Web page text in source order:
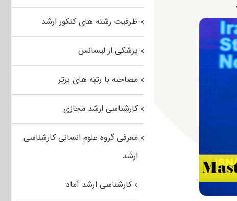
ظرفیت رشته های کنکور ارشد
پزشکی از لیسانس
مصاحبه با رتبه های برتر
کارشناسی ارشد مجازی
معرفی گروه علوم انسانی کارشناسی
ارشد
کارشناسی ارشد آماد